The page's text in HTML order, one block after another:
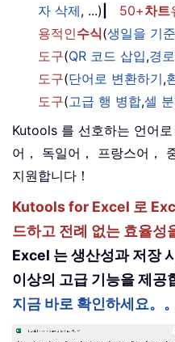
자 삭제, ...) 50+차트
용적인수식(생일을 기
도구(QR 코드 삽입,경
도구(단어로 변환하기,
도구(고급 행 병합,셀
Kutools 를 선호하는 언어
어， 독일어， 프랑스어，
지원합니다！
Kutools for Excel 로
드하고 전례 없는 효율성
Excel 는 생산성과 저장
이상의 고급 기능을 제공
지금 바로 확인하세요。。